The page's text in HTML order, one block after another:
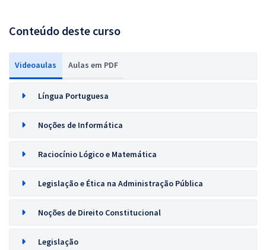
Conteúdo deste curso
Videoaulas Aulas em PDF
Língua Portuguesa
Noções de Informática
Raciocínio Lógico e Matemática
Legislação e Ética na Administração Pública
Noções de Direito Constitucional
Legislação